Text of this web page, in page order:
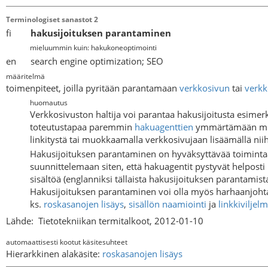
Terminologiset sanastot 2
fi hakusijoituksen parantaminen
mieluummin kuin: hakukoneoptimointi
en search engine optimization; SEO
määritelmä
toimenpiteet, joilla pyritään parantamaan verkkosivun tai
huomautus
Verkkosivuston haltija voi parantaa hakusijoitusta
toteutustapaa paremmin hakuagenttien ymmärtämään
linkitystä tai muokkaamalla verkkosivujaan lisäämällä
Hakusijoituksen parantaminen on hyväksyttävää
suunnittelemaan siten, että hakuagentit pystyvät
sisältöä (englanniksi tällaista hakusijoituksen
Hakusijoituksen parantaminen voi olla myös
ks. roskasanojen lisäys, sisällön naamiointi ja
Lähde: Tietotekniikan termitalkoot, 2012-01-10
automaattisesti kootut käsitesuhteet
Hierarkkinen alakäsite: roskasanojen lisäys